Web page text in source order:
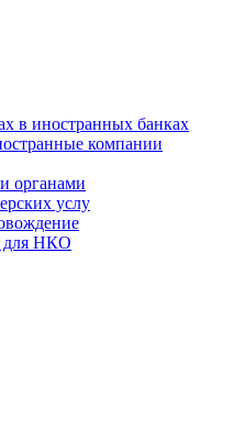
в иностранных банках
компании
органами
услу
для НКО